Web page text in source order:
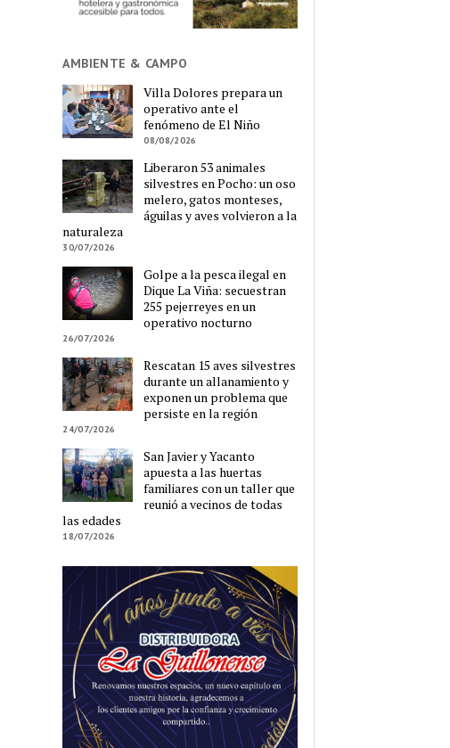
AMBIENTE & CAMPO
Villa Dolores prepara un
operativo ante el
fenómeno de El Niño
08/08/2026
Liberaron 53 animales
silvestres en Pocho: un oso
melero, gatos monteses,
águilas y aves volvieron a la
naturaleza
30/07/2026
Golpe a la pesca ilegal en
Dique La Viña: secuestran
255 pejerreyes en un
operativo nocturno
26/07/2026
Rescatan 15 aves silvestres
durante un allanamiento y
exponen un problema que
persiste en la región
24/07/2026
San Javier y Yacanto
apuesta a las huertas
familiares con un taller que
reunió a vecinos de todas
las edades
18/07/2026